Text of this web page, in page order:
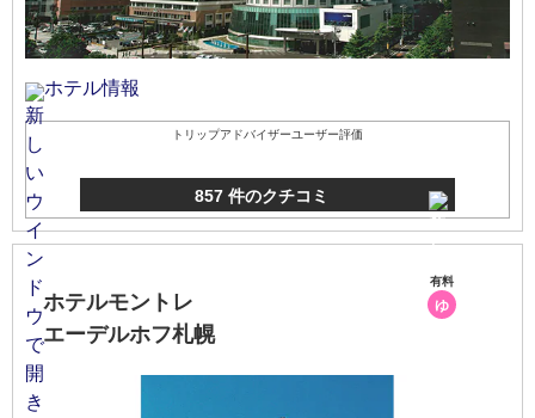
ホテル情報
トリップアドバイザーユーザー評価
857 件のクチコミ
ホテルモントレ
エーデルホフ札幌
有料
ゆ